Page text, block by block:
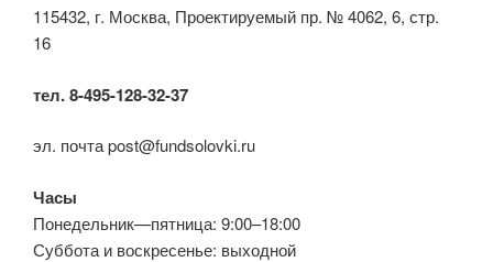
115432, г. Москва, Проектируемый пр. № 4062, 6, стр.
16
тел. 8-495-128-32-37
эл. почта post@fundsolovki.ru
Часы
Понедельник—пятница: 9:00–18:00
Суббота и воскресенье: выходной